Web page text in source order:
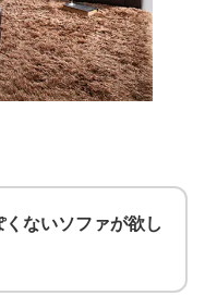
ないソファが欲し